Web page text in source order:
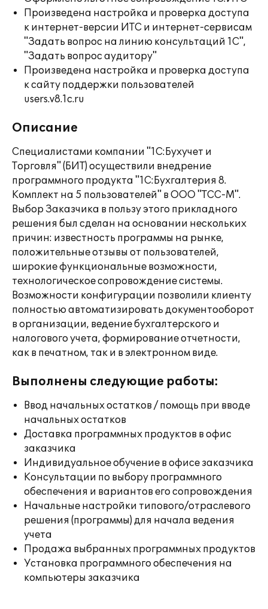
Произведена настройка и проверка доступа
к интернет-версии ИТС и интернет-сервисам
"Задать вопрос на линию консультаций 1С",
"Задать вопрос аудитору"
Произведена настройка и проверка доступа
к сайту поддержки пользователей
users.v8.1c.ru
Описание
Специалистами компании "1С:Бухучет и
Торговля" (БИТ) осуществили внедрение
программного продукта "1C:Бухгалтерия 8.
Комплект на 5 пользователей" в ООО "ТСС-М".
Выбор Заказчика в пользу этого прикладного
решения был сделан на основании нескольких
причин: известность программы на рынке,
положительные отзывы от пользователей,
широкие функциональные возможности,
технологическое сопровождение системы.
Возможности конфигурации позволили клиенту
полностью автоматизировать документооборот
в организации, ведение бухгалтерского и
налогового учета, формирование отчетности,
как в печатном, так и в электронном виде.
Выполнены следующие работы:
Ввод начальных остатков / помощь при вводе
начальных остатков
Доставка программных продуктов в офис
заказчика
Индивидуальное обучение в офисе заказчика
Консультации по выбору программного
обеспечения и вариантов его сопровождения
Начальные настройки типового/отраслевого
решения (программы) для начала ведения
учета
Продажа выбранных программных продуктов
Установка программного обеспечения на
компьютеры заказчика